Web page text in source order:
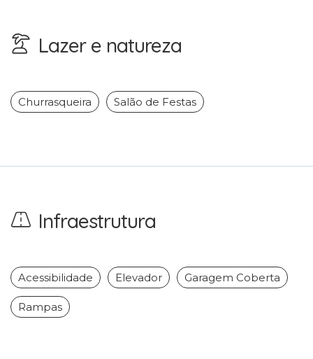
Lazer e natureza
Churrasqueira Salão de Festas
Infraestrutura
Acessibilidade Elevador Garagem Coberta
Rampas